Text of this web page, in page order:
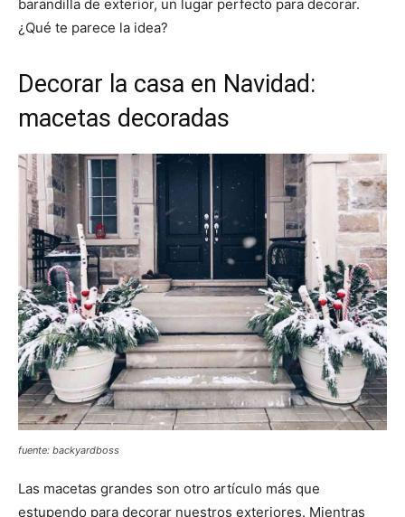
barandilla de exterior, un lugar perfecto para decorar.
¿Qué te parece la idea?
Decorar la casa en Navidad:
macetas decoradas
fuente: backyardboss
Las macetas grandes son otro artículo más que
estupendo para decorar nuestros exteriores. Mientras